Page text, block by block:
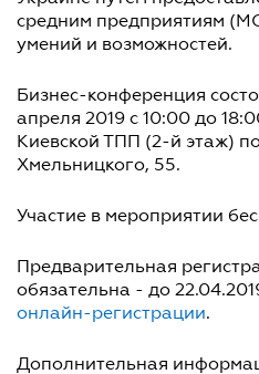
средним предприятиям
умений и возможностей.
Бизнес-конференция
апреля 2019 с 10:00 до
Киевской ТПП (2-й этаж)
Хмельницкого, 55.
Участие в мероприятии
Предварительная
обязательна - до
онлайн-регистрации.
Дополнительная